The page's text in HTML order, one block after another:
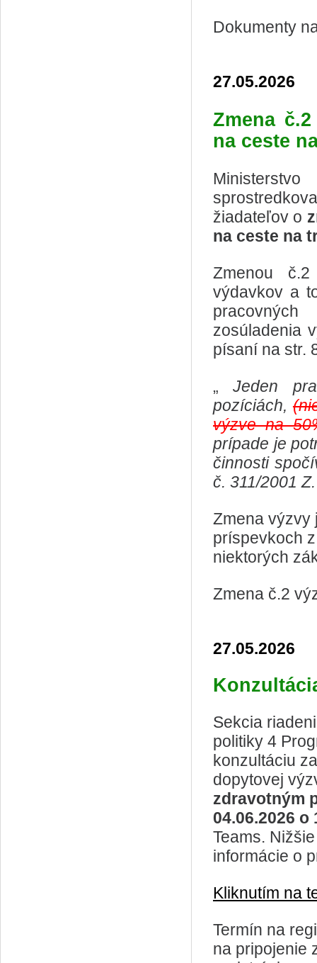
Dokumenty
27.05.2026
Zmena
na ceste
žiadateľov o
na ceste na
Zmenou
výdavkov a
zosúladenia
písaní na str.
„Jeden
pozíciách,
výzve na
prípade je
činnosti
č. 311/2001
Zmena výzvy
príspevkoch
niektorých
Zmena č.2
27.05.2026
Sekcia
politiky 4
konzultáciu
dopytovej
zdravotným
04.06.2026
Teams.
informácie o
Kliknutím na
Termín na
na pripojenie